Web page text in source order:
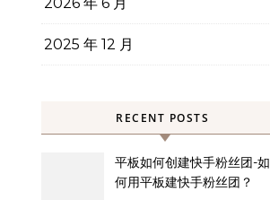
2025 年 12 月
RECENT POSTS
平板如何创建快手粉丝团-如
何用平板建快手粉丝团？